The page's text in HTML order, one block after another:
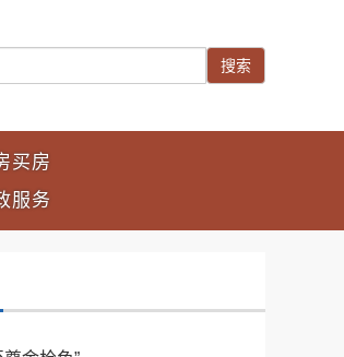
搜索
买房
服务